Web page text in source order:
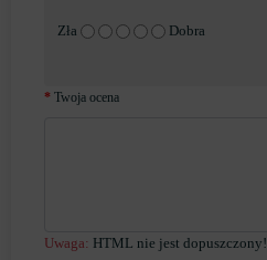
Zła Dobra
Twoja ocena
Uwaga: HTML nie jest dopuszczony!